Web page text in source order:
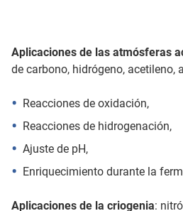
Aplicaciones de las atmósferas
de carbono, hidrógeno, acetileno,
Reacciones de oxidación,
Reacciones de hidrogenación,
Ajuste de pH,
Enriquecimiento durante la
Aplicaciones de la criogenia: